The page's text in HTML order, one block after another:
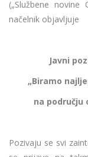
(„Službene novine
načelnik objavljuje
Javni
„Biramo
na području
Pozivaju se svi